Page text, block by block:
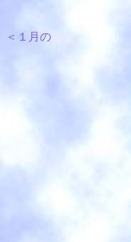
＜１月の